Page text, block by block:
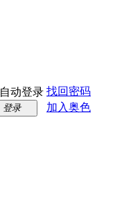
自动登录 找回密码
登录 加入奥色